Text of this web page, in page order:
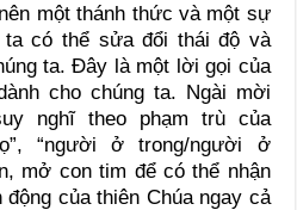
một thánh thức và một sự
có thể sửa đổi thái độ và
ta. Đây là một lời gọi của
cho chúng ta. Ngài mời
nghĩ theo phạm trù của
“người ở trong/người ở
mở con tim để có thể nhận
của thiên Chúa ngay cả